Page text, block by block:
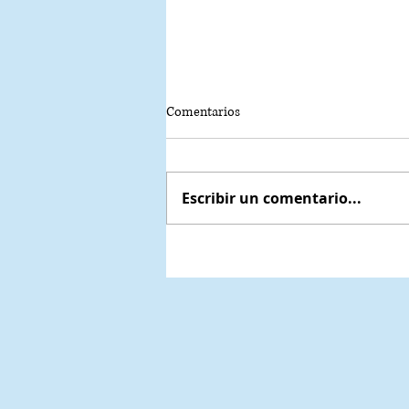
Marriott Bonvoy e Inter Miami
Comentarios
Escribir un comentario...